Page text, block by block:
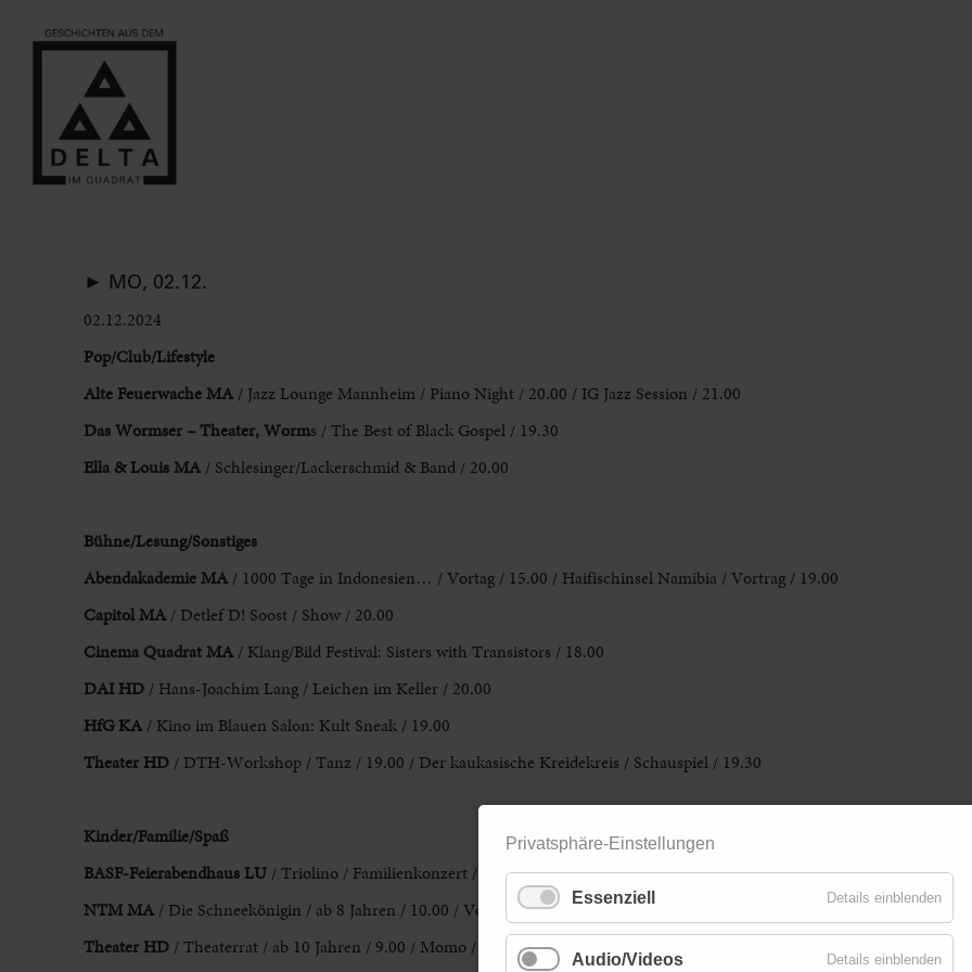
► MO, 02.12.
02.12.2024
Pop/Club/Lifestyle
Alte Feuerwache MA / Jazz Lounge Mannheim / Piano Night / 20.00 / IG Jazz Session / 21.00
Das Wormser – Theater, Worms / The Best of Black Gospel / 19.30
Ella & Louis MA / Schlesinger/Lackerschmid & Band / 20.00
Bühne/Lesung/Sonstiges
Abendakademie MA / 1000 Tage in Indonesien… / Vortag / 15.00 / Haifischinsel Namibia / Vortrag / 19.00
Capitol MA/ Detlef D! Soost / Show / 20.00
Cinema Quadrat MA / Klang/Bild Festival: Sisters with Transistors / 18.00
DAI HD / Hans-Joachim Lang / Leichen im Keller / 20.00
HfG KA / Kino im Blauen Salon: Kult Sneak / 19.00
Theater HD/ DTH-Workshop / Tanz / 19.00 / Der kaukasische Kreidekreis / Schauspiel / 19.30
Kinder/Familie/Spaß
BASF-Feierabendhaus LU / Triolino / Familienkonzert / 11.00 & 15.00
NTM MA/ Die Schneekönigin / ab 8 Jahren / 10.00 / Vom kleinen Maulwurf, der... / ab 4 Jahren / 10.00
Theater HD/ Theaterrat / ab 10 Jahren / 9.00 / Momo / ab 6 Jahren / 9.15 & 11.30 / Der lebendige Adventskalender / ab 3
Privatsphäre-Einstellungen
Essenziell Details einblenden
Audio/Videos Details einblenden